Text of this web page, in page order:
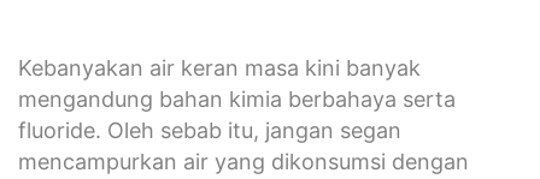
Kebanyakan air keran masa kini banyak
mengandung bahan kimia berbahaya serta
fluoride. Oleh sebab itu, jangan segan
mencampurkan air yang dikonsumsi dengan